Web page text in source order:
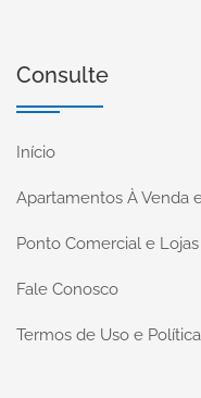
Consulte
Início
Apartamentos À Venda
Ponto Comercial e
Fale Conosco
Termos de Uso e